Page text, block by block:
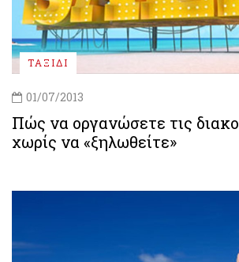
ΤΑΞΙΔΙ
01/07/2013
Πώς να οργανώσετε τις
χωρίς να «ξηλωθείτε»